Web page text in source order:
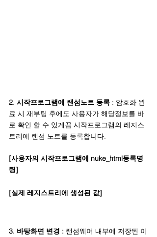
2. 시작프로그램에 랜섬노트 등록 : 암호화 완
료 시 재부팅 후에도 사용자가 해당정보를 바
로 확인 할 수 있게끔 시작프로그램의 레지스
트리에 랜섬 노트를 등록합니다.
[사용자의 시작프로그램에 nuke_html등록명
령]
[실제 레지스트리에 생성된 값]
3. 바탕화면 변경 : 랜섬웨어 내부에 저장된 이